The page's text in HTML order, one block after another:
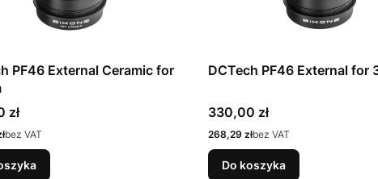
PF46 External Ceramic for
zł
bez VAT
DCTech PF46 External for
Cena
330,00 zł
Cena
268,29 złbez VAT
Do koszyka